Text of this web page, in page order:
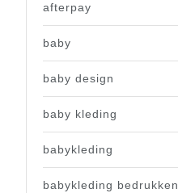
afterpay
baby
baby design
baby kleding
babykleding
babykleding bedrukken